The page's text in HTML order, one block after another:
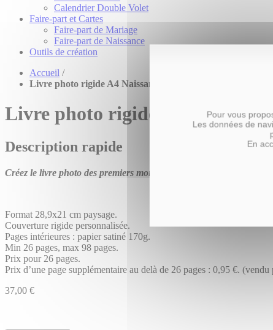
Pour vous
Les données de
En
Calendrier Double Volet
Faire-part et Cartes
Faire-part de Mariage
Faire-part de Naissance
Outils de création
Accueil /
Livre photo rigide A4 Naissance Garçon
Livre photo rigide A4
Description rapide
Créez le livre photo des premiers mois de bébé !
Format 28,9x21 cm paysage.
Couverture rigide personnalisée.
Pages intérieures : papier satiné 170g.
Min 26 pages, max 98 pages.
Prix pour 26 pages.
Prix d’une page supplémentaire au delà de 26 pages : 0,95 €. (vendu
37,00 €